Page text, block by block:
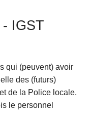
IGST
qui (peuvent) avoir
des (futurs)
de la Police locale.
le personnel